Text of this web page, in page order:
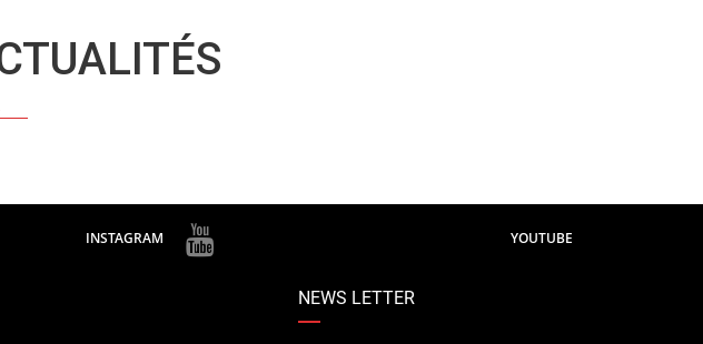
INSTAGRAM YOUTUBE
NEWS LETTER